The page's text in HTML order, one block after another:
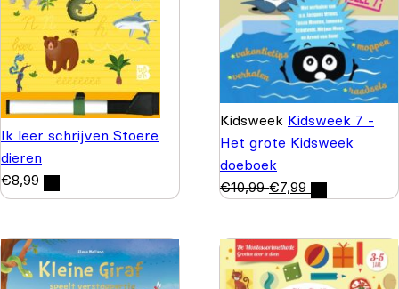
Ik leer schrijven Stoere
dieren
€8,99
Kidsweek Kidsweek 7 -
Het grote Kidsweek
doeboek
€10,99 €7,99